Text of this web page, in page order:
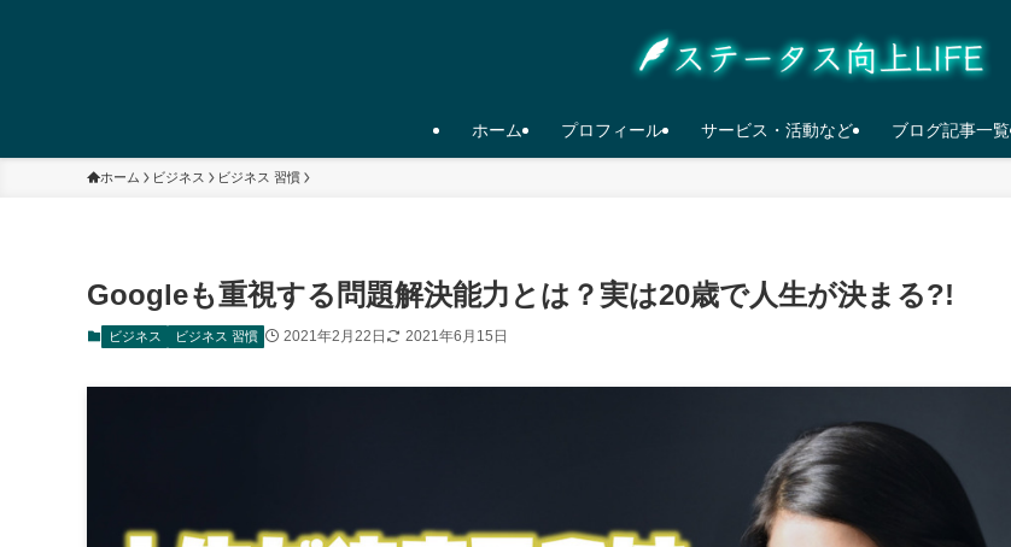
ホーム プロフィール サービス・活動など ブログ記事一覧
ホーム ビジネス ビジネス 習慣
Googleも重視する問題解決能力とは？実は20歳で人生が決まる?!
ビジネス ビジネス 習慣 2021年2月22日 2021年6月15日